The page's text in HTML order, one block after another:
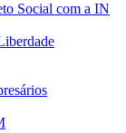
Social com a IN